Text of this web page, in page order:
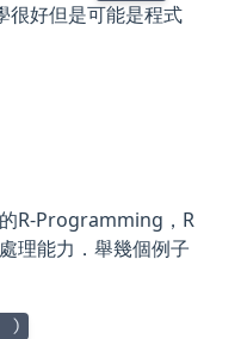
很好但是可能是程式
R-Programming，R
理能力．舉幾個例子
)